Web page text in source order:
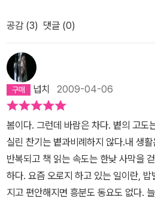
게 한다.이래선 안되겠다 싶어서, 유치
잘 안 보이는 책장 구석에 밀어 넣은 것
면서, 가을이 언젠가는 오듯이, 내 가슴
졌다가, 언젠가 여름이 오면 떠올릴 정
이 든다. 난 원래 그런 사람이니까. 하지
>에서 전도연은, 자신이 용서하지 못하
대로 그놈을 용서하냐고 울부짖는다. 나
된다. 사람들은 용서를 너무 쉽게 말한
용서를 쉽게 말하는 사람이 있다면, 나
고기 맛을 내지 못했기 때문이다. 그 고
실수도 할 수 있는, 자기 운명의 주인이
나는 산드로가 의식적으로 나를 고생과
석어 보이는 여러 모험 속으로 인도해준
다. -74쪽내가 어떤 모험을 하고 있다는
지만 실수를 할 수 있는 자격 조건은 시
진다는 것을, 그러므로 그 열매를 누리
려서는 안 된다는 것을 알게 되었다. 한
알아차리기까지도 너무 시간을 끌면 안
그가 부러웠다. 나는 상담직원의 그물
대한 의무, 또 그와 유사한 의무의 망에
을 허물고 과거의 주인이 되어 그것을
공감 (3) 댓글 (0)
넙치 2009-04-06
봄이다. 그런데 바람은 차다. 볕의 고도
실린 찬기는 볕과비례하지 않다.내 생
반복되고 책 읽는 속도는 한낮 사막을
하다. 요즘 오로지 하고 있는 일이란,
지고 편안해지면 흥분도 동요도 없다.